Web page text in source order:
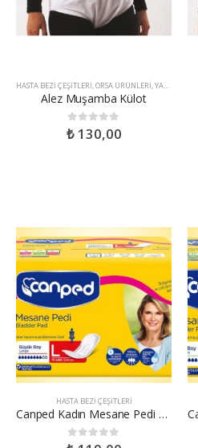
HASTA BEZI ÇEŞITLERI,ORSA ÜRÜNLERI,YARDIMCI SAĞLIK ÜRÜNLERI
Alez Muşamba Külot
0 out of 5
₺130,00
HASTA BEZI ÇEŞITLERI
Canped Kadın Mesane Pedi Large 10 lu
0 out of 5